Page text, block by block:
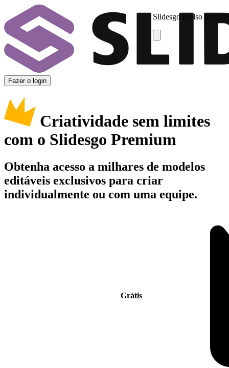
Slidesgo is also
Fazer o login
Criatividade sem limites
com o Slidesgo Premium
Obtenha acesso a milhares de modelos
editáveis exclusivos para criar
individualmente ou com uma equipe.
Grátis